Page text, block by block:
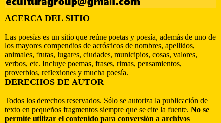
ACERCA DEL SITIO
Las poesías es un sitio que reúne poetas y poesía, además de uno de
los mayores compendios de acrósticos de nombres, apellidos,
animales, frutas, lugares, ciudades, municipios, cosas, valores,
verbos, etc. Incluye poemas, frases, rimas, pensamientos,
proverbios, reflexiones y mucha poesía.
DERECHOS DE AUTOR
Todos los derechos reservados. Sólo se autoriza la publicación de
texto en pequeños fragmentos siempre que se cite la fuente. No se
permite utilizar el contenido para conversión a archivos